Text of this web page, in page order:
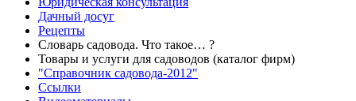
Дачный досуг
Рецепты
Словарь садовода. Что такое… ?
Товары и услуги для садоводов (каталог фирм)
"Справочник садовода-2012"
Ссылки